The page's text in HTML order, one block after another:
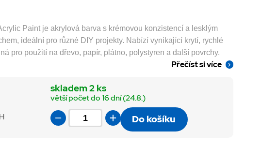
Paint je akrylová barva s krémovou konzistencí a lesklým
ideální pro různé DIY projekty. Nabízí vynikající krytí, rychlé
pro použití na dřevo, papír, plátno, polystyren a další povrchy.
Přečíst si více
skladem 2 ks
větší počet do 16 dní (24.8.)
Do košíku